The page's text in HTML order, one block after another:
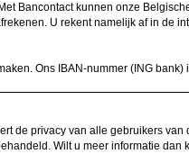
Bancontact kunnen onze
U rekent namelijk af in de
Ons IBAN-nummer (ING bank)
de privacy van alle gebruikers van
Wilt u meer informatie dan